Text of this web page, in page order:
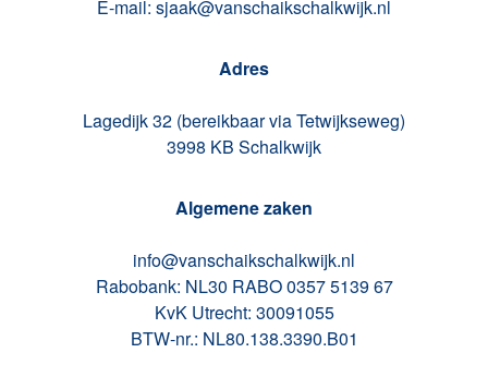
E-mail: sjaak@vanschaikschalkwijk.nl
Adres
Lagedijk 32 (bereikbaar via Tetwijkseweg)
3998 KB Schalkwijk
Algemene zaken
info@vanschaikschalkwijk.nl
Rabobank: NL30 RABO 0357 5139 67
KvK Utrecht: 30091055
BTW-nr.: NL80.138.3390.B01